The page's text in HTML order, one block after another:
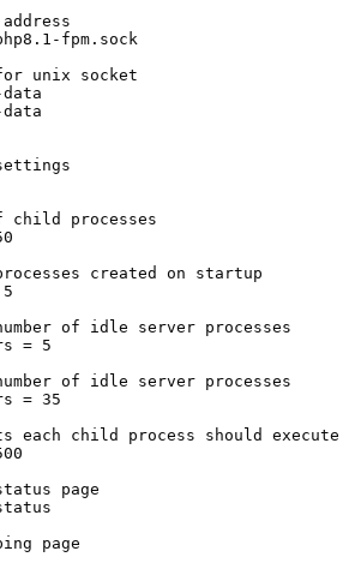
fpm.sock
unix socket
child processes
created on startup
of idle server processes
= 5
of idle server processes
= 35
each child process should execute
page
page